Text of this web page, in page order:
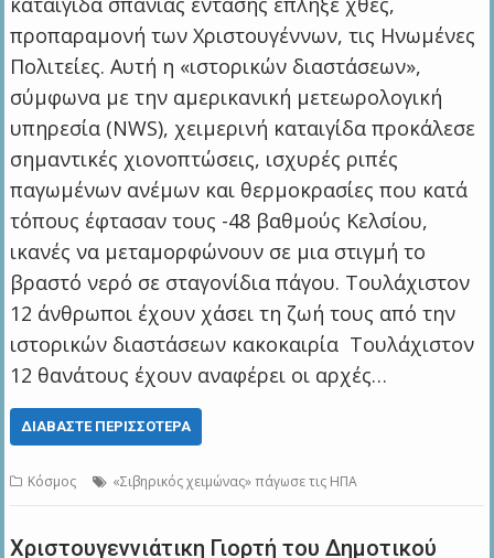
προπαραμονή των Χριστουγέννων, τις Ηνωμένες
Πολιτείες. Αυτή η «ιστορικών διαστάσεων»,
σύμφωνα με την αμερικανική μετεωρολογική
υπηρεσία (NWS), χειμερινή καταιγίδα προκάλεσε
σημαντικές χιονοπτώσεις, ισχυρές ριπές
παγωμένων ανέμων και θερμοκρασίες που κατά
τόπους έφτασαν τους -48 βαθμούς Κελσίου,
ικανές να μεταμορφώνουν σε μια στιγμή το
βραστό νερό σε σταγονίδια πάγου. Τουλάχιστον
12 άνθρωποι έχουν χάσει τη ζωή τους από την
ιστορικών διαστάσεων κακοκαιρία Τουλάχιστον
12 θανάτους έχουν αναφέρει οι αρχές…
ΔΙΑΒΆΣΤΕ ΠΕΡΙΣΣΌΤΕΡΑ
Κόσμος «Σιβηρικός χειμώνας» πάγωσε τις ΗΠΑ
Χριστουγεννιάτικη Γιορτή του Δημοτικού